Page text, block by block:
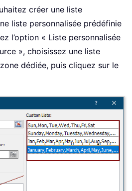
créer une liste
liste personnalisée prédéfinie
l’option « Liste personnalisée
», choisissez une liste
dédiée, puis cliquez sur le